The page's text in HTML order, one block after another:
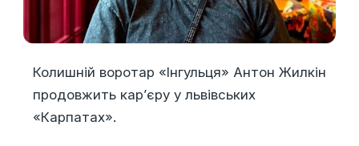
Колишній воротар «Інгульця» Антон Жилкін
продовжить кар’єру у львівських
«Карпатах».